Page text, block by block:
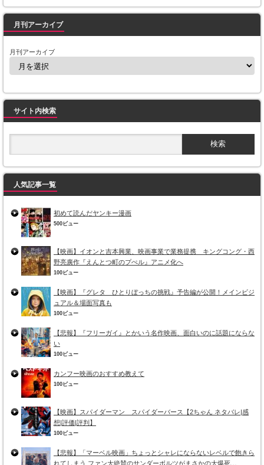
月刊アーカイブ
月刊アーカイブ
サイト内検索
人気記事一覧
初めて読んだヤンキー漫画
500ビュー
【映画】イオンと吉本興業、映画事業で業務提携 キングコング・西
野亮廣作『えんとつ町のプぺル』アニメ化へ
100ビュー
【映画】『グレタ ひとりぼっちの挑戦』予告編が公開！メインビジ
ュアル＆場面写真も
100ビュー
【悲報】『フリーガイ』とかいう名作映画、面白いのに話題にならな
い
100ビュー
カンフー映画のおすすめ教えて
100ビュー
【映画】スパイダーマン スパイダーバース【2ちゃん ネタバレ|感
想|評価|評判】
100ビュー
【悲報】「マーベル映画」ちょっとシャレにならないレベルで飽きら
れてしまう ファン大絶賛のサンダーボルツがまさかの大爆死…